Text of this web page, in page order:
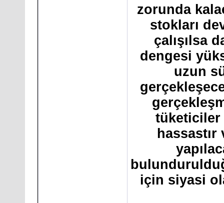
zorunda
stokları
çalışılsa
dengesi
uzun
tüketiciler
için siyasi